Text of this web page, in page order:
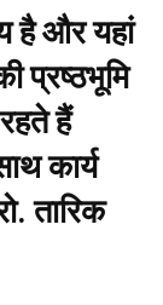
है और यहां
प्रष्ठभूमि
हैं
कार्य
तारिक